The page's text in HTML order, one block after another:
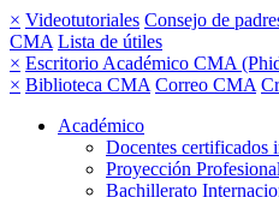
× Videotutoriales Consejo de
CMA Lista de útiles
× Escritorio Académico CMA
× Biblioteca CMA Correo CMA
Académico
Docentes certificados
Proyección Profesional
Bachillerato